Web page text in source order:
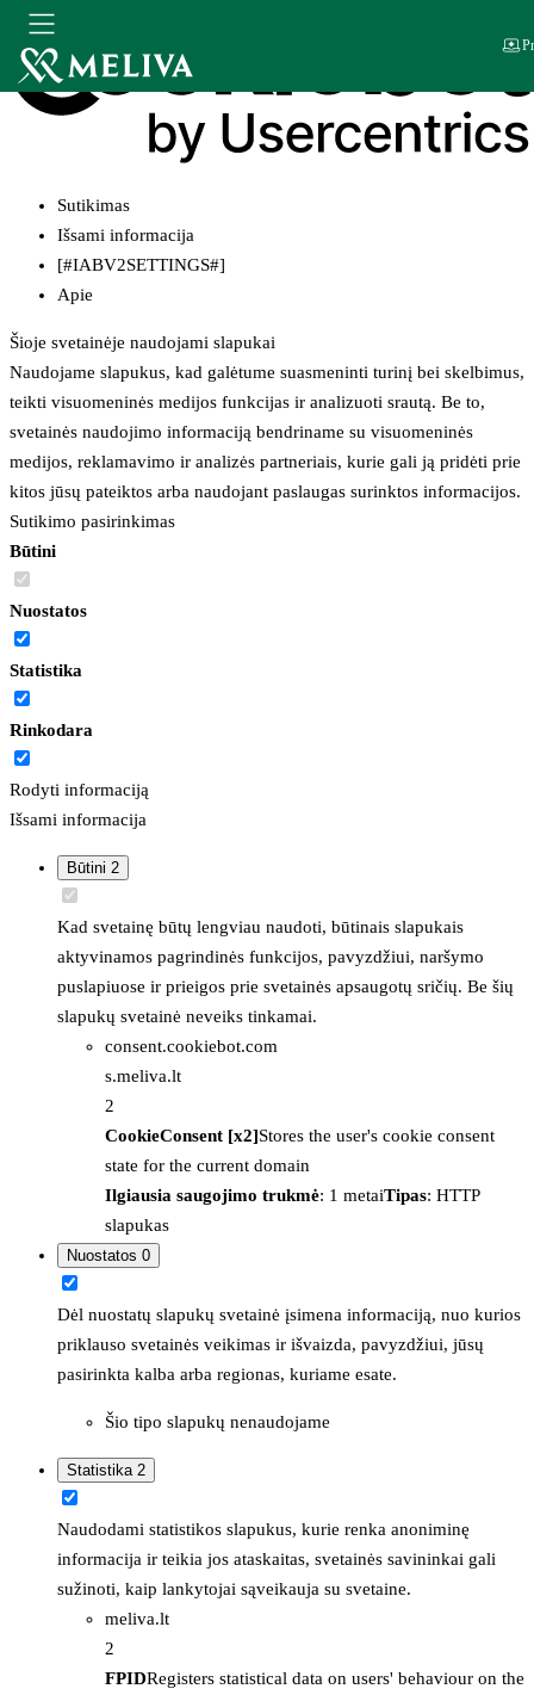
Sutikimas
Išsami informacija
[#IABV2SETTINGS#]
Apie
Šioje svetainėje naudojami slapukai
Naudojame slapukus, kad galėtume suasmeninti turinį bei skelbimus,
teikti visuomeninės medijos funkcijas ir analizuoti srautą. Be to,
svetainės naudojimo informaciją bendriname su visuomeninės
medijos, reklamavimo ir analizės partneriais, kurie gali ją pridėti prie
kitos jūsų pateiktos arba naudojant paslaugas surinktos informacijos.
Sutikimo pasirinkimas
Būtini
Nuostatos
Statistika
Rinkodara
Rodyti informaciją
Išsami informacija
Būtini 2
Kad svetainę būtų lengviau naudoti, būtinais slapukais
aktyvinamos pagrindinės funkcijos, pavyzdžiui, naršymo
puslapiuose ir prieigos prie svetainės apsaugotų sričių. Be šių
slapukų svetainė neveiks tinkamai.
consent.cookiebot.com
s.meliva.lt
2
CookieConsent [x2]Stores the user's cookie consent
state for the current domain
Ilgiausia saugojimo trukmė: 1 metaiTipas: HTTP
slapukas
Nuostatos 0
Dėl nuostatų slapukų svetainė įsimena informaciją, nuo kurios
priklauso svetainės veikimas ir išvaizda, pavyzdžiui, jūsų
pasirinkta kalba arba regionas, kuriame esate.
Šio tipo slapukų nenaudojame
Statistika 2
Naudodami statistikos slapukus, kurie renka anoniminę
informacija ir teikia jos ataskaitas, svetainės savininkai gali
sužinoti, kaip lankytojai sąveikauja su svetaine.
meliva.lt
2
FPIDRegisters statistical data on users' behaviour on the